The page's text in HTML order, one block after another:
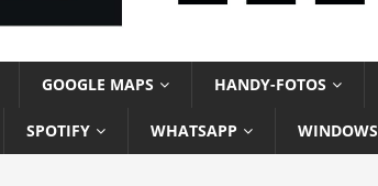
GOOGLE MAPS HANDY-FOTOS
SPOTIFY WHATSAPP WINDOWS